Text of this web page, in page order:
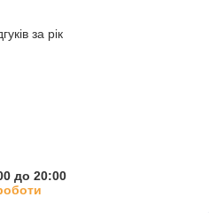
за рік
до 20:00